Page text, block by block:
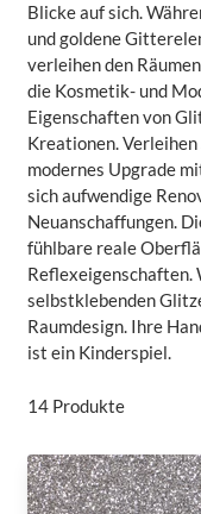
Blicke auf sich.
und goldene
verleihen den
die Kosmetik- und
Eigenschaften von
Kreationen.
modernes Upgrade
sich aufwendige
Neuanschaffungen.
fühlbare reale
selbstklebenden
Raumdesign. Ihre
ist ein Kinderspiel.
14Produkte